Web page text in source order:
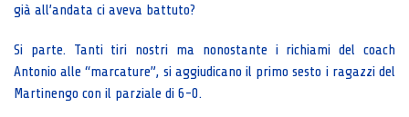
già all’andata ci aveva battuto?
Si parte. Tanti tiri nostri ma nonostante i richiami del coach
Antonio alle “marcature”, si aggiudicano il primo sesto i ragazzi del
Martinengo con il parziale di 6-0.